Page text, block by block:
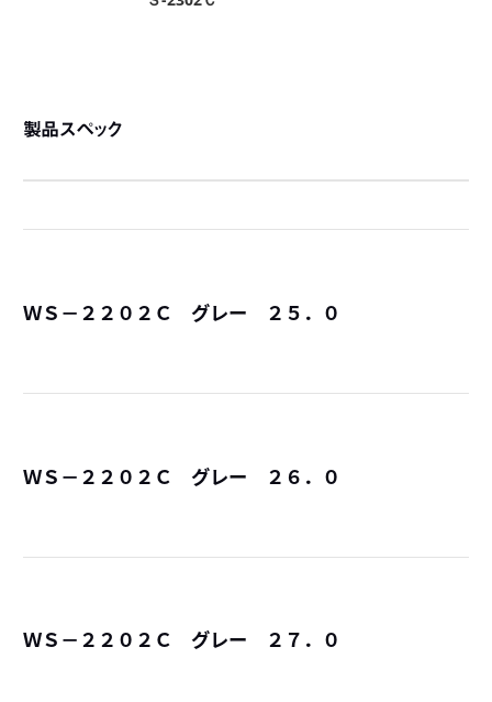
製品スペック
ＷＳ－２２０２Ｃ グレー ２５．０
ＷＳ－２２０２Ｃ グレー ２６．０
ＷＳ－２２０２Ｃ グレー ２７．０